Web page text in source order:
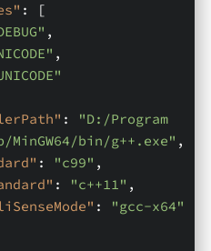
: [
,
,
:
"D:/Program
bin/g++.exe" ,
: "c99" ,
: "c++11" ,
:
"gcc-x64"